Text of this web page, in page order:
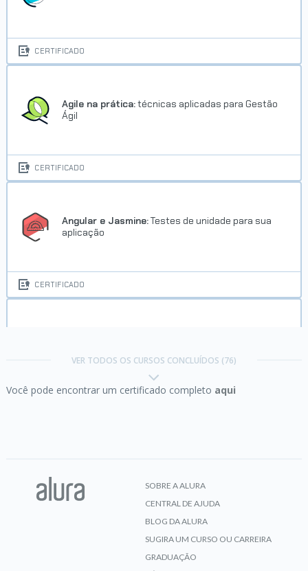
CERTIFICADO
Agile na prática:técnicas aplicadas para Gestão
Ágil
CERTIFICADO
Angular e Jasmine:Testes de unidade para sua
aplicação
CERTIFICADO
VER TODOS OS CURSOS CONCLUÍDOS (76)
Você pode encontrar um certificado completo aqui
SOBRE A ALURA
CENTRAL DE AJUDA
BLOG DA ALURA
SUGIRA UM CURSO OU CARREIRA
GRADUAÇÃO